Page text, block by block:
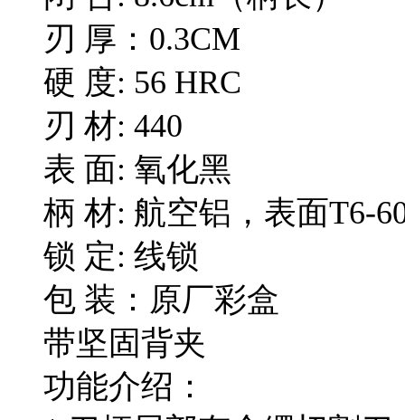
刃 厚：0.3CM
硬 度: 56 HRC
刃 材: 440
表 面: 氧化黑
柄 材: 航空铝，表面T6-
锁 定: 线锁
包 装：原厂彩盒
带坚固背夹
功能介绍：